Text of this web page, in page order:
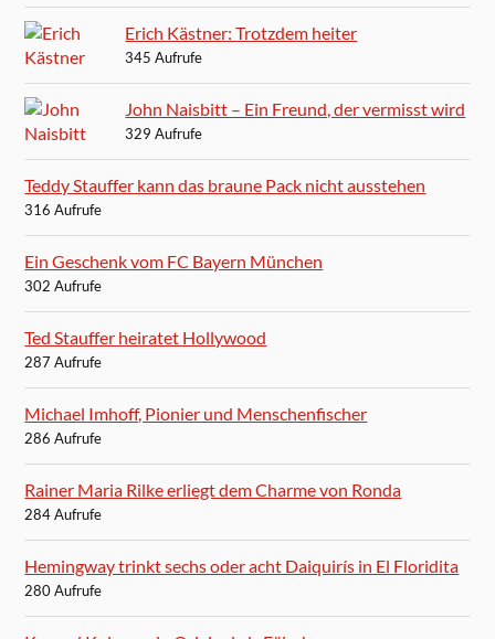
Erich Kästner: Trotzdem heiter
345 Aufrufe
John Naisbitt – Ein Freund, der vermisst wird
329 Aufrufe
Teddy Stauffer kann das braune Pack nicht ausstehen
316 Aufrufe
Ein Geschenk vom FC Bayern München
302 Aufrufe
Ted Stauffer heiratet Hollywood
287 Aufrufe
Michael Imhoff, Pionier und Menschenfischer
286 Aufrufe
Rainer Maria Rilke erliegt dem Charme von Ronda
284 Aufrufe
Hemingway trinkt sechs oder acht Daiquirís in El Floridita
280 Aufrufe